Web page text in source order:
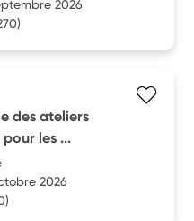
2026
des ateliers
les ...
2026